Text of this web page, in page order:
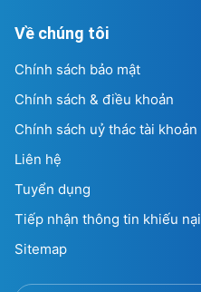
Về chúng tôi
Chính sách bảo mật
Chính sách & điều khoản
Chính sách uỷ thác tài khoản
Liên hệ
Tuyển dụng
Tiếp nhận thông tin khiếu nại
Sitemap